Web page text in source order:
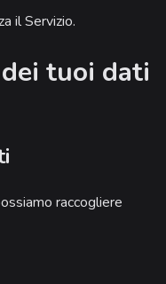
il Servizio.
tuoi dati
raccogliere